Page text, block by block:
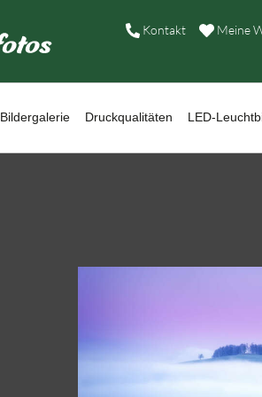
Kontakt Meine
Bildergalerie Druckqualitäten LED-